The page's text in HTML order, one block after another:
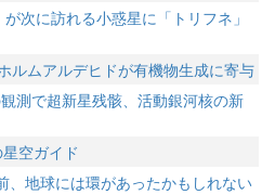
が次に訪れる小惑星に「トリフネ」
ルムアルデヒドが有機物生成に寄与
観測で超新星残骸、活動銀河核の新
空ガイド
、地球には環があったかもしれない